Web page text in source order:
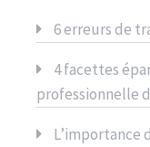
6 erreurs de
4 facettes
professionnelle
L’importance